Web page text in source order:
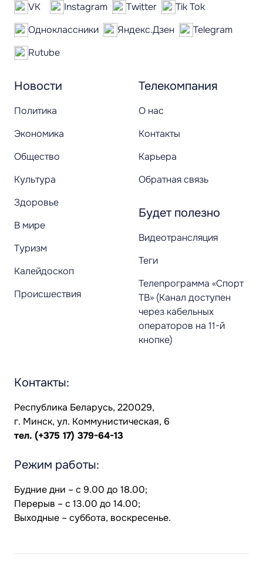
Новости
Политика
Экономика
Общество
Культура
Здоровье
В мире
Туризм
Калейдоскоп
Происшествия
Телекомпания
О нас
Контакты
Карьера
Обратная связь
Будет полезно
Видеотрансляция
Теги
Телепрограмма «Спорт
ТВ» (Канал доступен
через кабельных
операторов на 11-й
кнопке)
VK Instagram Twitter
Tik Tok
Одноклассники
Яндекс.Дзен
Telegram
Rutube
Контакты:
Республика Беларусь, 220029,
г. Минск, ул. Коммунистическая, 6
тел. (+375 17) 379-64-13
Режим работы:
Будние дни – с 9.00 до 18.00;
Перерыв – с 13.00 до 14.00;
Выходные – суббота, воскресенье.